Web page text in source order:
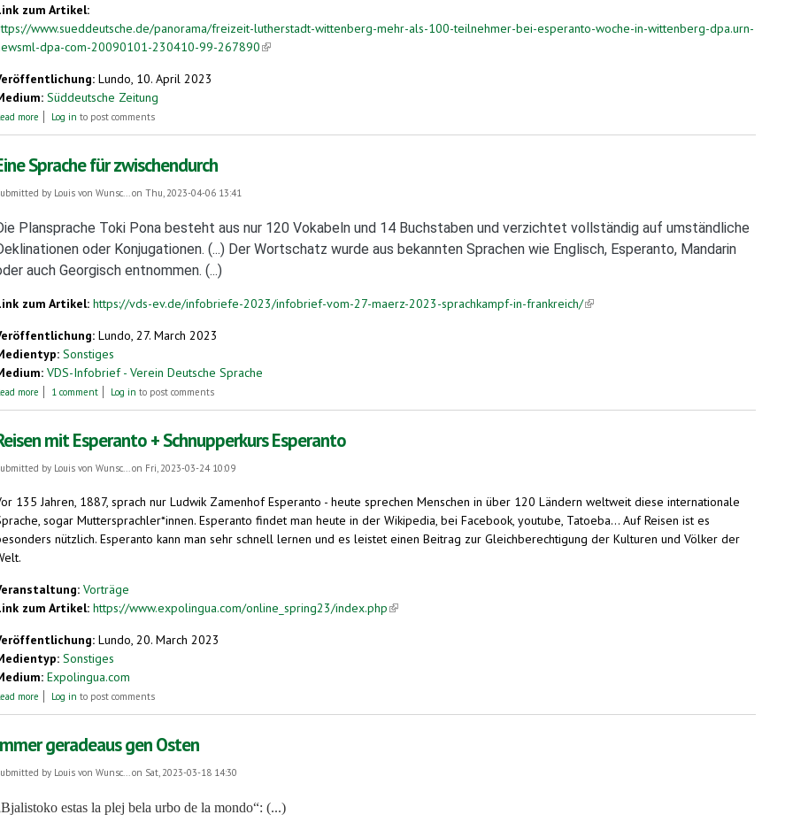
zum Artikel:
www.sueddeutsche.de/panorama/freizeit-lutherstadt-wittenberg-mehr-als-100-teilnehmer-bei-esperanto-woche-in-wittenberg-dpa.urn-
dpa-com-20090101-230410-99-267890(link is external)
Lundo, 10. April 2023
Süddeutsche Zeitung
more about Mehr als 100 Teilnehmer bei Esperanto-Woche in Wittenberg
Log in to post comments
Sprache für zwischendurch
by Louis von Wunsc...on Thu, 2023-04-06 13:41
Plansprache Toki Pona besteht aus nur 120 Vokabeln und 14 Buchstaben und verzichtet vollständig auf umständliche
oder Konjugationen. (...) Der Wortschatz wurde aus bekannten Sprachen wie Englisch, Esperanto, Mandarin
auch Georgisch entnommen. (...)
zum Artikel: https://vds-ev.de/infobriefe-2023/infobrief-vom-27-maerz-2023-sprachkampf-in-frankreich/(link is external)
Lundo, 27. March 2023
Sonstiges
VDS-Infobrief - Verein Deutsche Sprache
more about Eine Sprache für zwischendurch
1 comment Log in to post comments
mit Esperanto + Schnupperkurs Esperanto
by Louis von Wunsc...on Fri, 2023-03-24 10:09
135 Jahren, 1887, sprach nur Ludwik Zamenhof Esperanto - heute sprechen Menschen in über 120 Ländern weltweit diese internationale
sogar Muttersprachler*innen. Esperanto findet man heute in der Wikipedia, bei Facebook, youtube, Tatoeba... Auf Reisen ist es
nützlich. Esperanto kann man sehr schnell lernen und es leistet einen Beitrag zur Gleichberechtigung der Kulturen und Völker der
Vorträge
zum Artikel: https://www.expolingua.com/online_spring23/index.php(link is external)
Lundo, 20. March 2023
Sonstiges
Expolingua.com
more about Reisen mit Esperanto + Schnupperkurs Esperanto
Log in to post comments
geradeaus gen Osten
by Louis von Wunsc...on Sat, 2023-03-18 14:30
estas la plej bela urbo de la mondo“: (...)